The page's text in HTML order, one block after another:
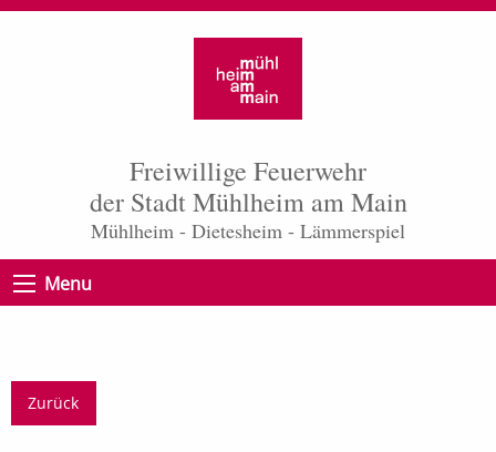
Freiwillige Feuerwehr
der Stadt Mühlheim am Main
Mühlheim - Dietesheim - Lämmerspiel
Menu
Zurück